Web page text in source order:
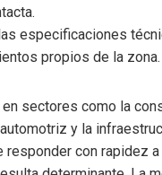
especificaciones
propios de la zona.
en sectores como la
y la
responder con rapidez